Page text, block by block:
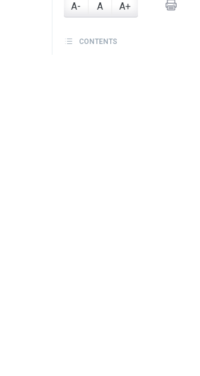
A- A A+
CONTENTS